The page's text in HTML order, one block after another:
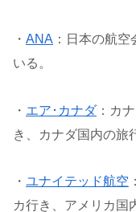
・ ANA ：日本の航
いる。
・ エア･カナダ：カ
き、カナダ国内の旅
・ ユナイテッド航空
カ行き、アメリカ国